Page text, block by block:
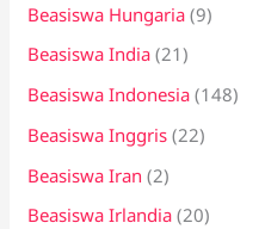
Beasiswa Hungaria (9)
Beasiswa India (21)
Beasiswa Indonesia (148)
Beasiswa Inggris (22)
Beasiswa Iran (2)
Beasiswa Irlandia (20)